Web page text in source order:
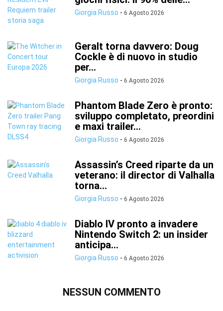
Giorgia Russo - 6 Agosto 2026
Geralt torna davvero: Doug
Cockle è di nuovo in studio
per...
Giorgia Russo - 6 Agosto 2026
Phantom Blade Zero è pronto:
sviluppo completato, preordini
e maxi trailer...
Giorgia Russo - 6 Agosto 2026
Assassin’s Creed riparte da un
veterano: il director di Valhalla
torna...
Giorgia Russo - 6 Agosto 2026
Diablo IV pronto a invadere
Nintendo Switch 2: un insider
anticipa...
Giorgia Russo - 6 Agosto 2026
NESSUN COMMENTO